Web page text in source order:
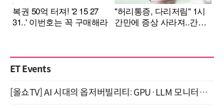
ET Events
[올쇼TV] AI 시대의 옵저버빌리티: GPU·LLM 모니터링부터 AI 기반 장애 대응까지 (8/11 생방송)